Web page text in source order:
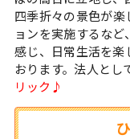
四季折々の景色が
ョンを実施するな
感じ、日常生活を楽
おります。法人と
リック♪